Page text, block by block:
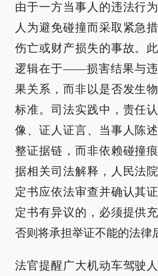
由于一方当事人的违法行
人为避免碰撞而采取紧急
伤亡或财产损失的事故。
逻辑在于——损害结果与违
果关系，而非以是否发生
标准。司法实践中，责任
像、证人证言、当事人陈
整证据链，而非依赖碰撞
据相关司法解释，人民法
定书应依法审查并确认其
定书有异议的，必须提供
否则将承担举证不能的法律
法官提醒广大机动车驾驶